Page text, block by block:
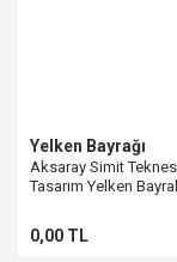
Yelken Bayrağı
Aksaray Simit
Tasarım Yelken
0,00 TL